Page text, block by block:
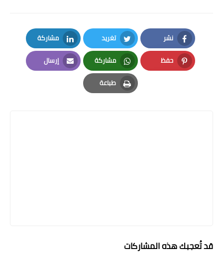
نشر
Facebook
تغريد
Twitter
مشاركة
LinkedIn
حفظ
Pinterest
مشاركة
Whatsapp
إرسال
Email
طباعة
Print
قد تُعجبك هذه المشاركات